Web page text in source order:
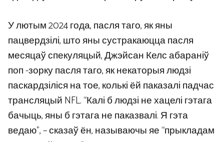
У лютым 2024 года, пасля таго, як яны
пацвердзілі, што яны сустракаюцца пасля
месяцаў спекуляцый, Джэйсан Келс абараніў
поп -зорку пасля таго, як некаторыя людзі
паскардзіліся на тое, колькі ёй паказалі падчас
трансляцый NFL. “Калі б людзі не хацелі гэтага
бачыць, яны б гэтага не паказвалі. Я гэта
ведаю”, – сказаў ён, называючы яе “прыкладам